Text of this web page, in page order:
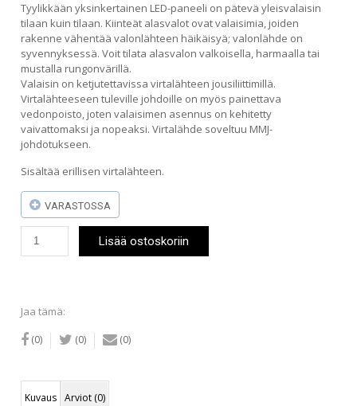
Tyylikkään yksinkertainen LED-paneeli on pätevä yleisvalaisin
tilaan kuin tilaan. Kiinteät alasvalot ovat valaisimia, joiden
rakenne vähentää valonlähteen häikäisyä; valonlähde on
syvennyksessä. Voit tilata alasvalon valkoisella, harmaalla tai
mustalla rungonvärillä.
Valaisin on ketjutettavissa virtalähteen jousiliittimillä.
Virtalähteeseen tuleville johdoille on myös painettava
vedonpoisto, joten valaisimen asennus on kehitetty
vaivattomaksi ja nopeaksi. Virtalähde soveltuu MMJ-
johdotukseen.
Sisältää erillisen virtalähteen.
VARASTOSSA
LED-
(himmennettävä)
Lisää ostoskoriin
Jaa tämä:
(0) (0) (0)
Kuvaus Arviot (0)